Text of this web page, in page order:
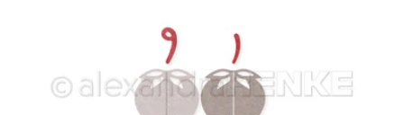
Sie das Medium 0 im Modalmodus